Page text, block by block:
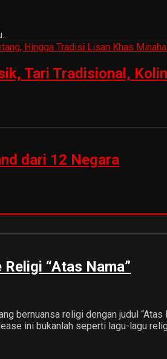
Tari Tradisional,
dari 12 Negara
“Atas Nama”
bernuansa religi dengan judul
ini bukanlah seperti lagu-lagu